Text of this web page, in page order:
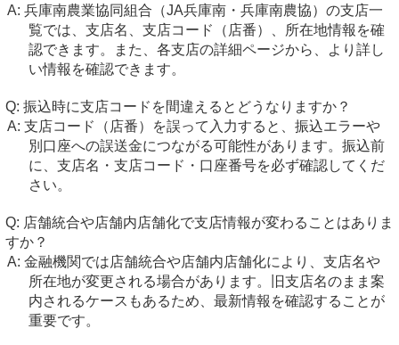
兵庫南農業協同組合（JA兵庫南・兵庫南農協）の支店一
覧では、支店名、支店コード（店番）、所在地情報を確
認できます。また、各支店の詳細ページから、より詳し
い情報を確認できます。
振込時に支店コードを間違えるとどうなりますか？
支店コード（店番）を誤って入力すると、振込エラーや
別口座への誤送金につながる可能性があります。振込前
に、支店名・支店コード・口座番号を必ず確認してくだ
さい。
店舗統合や店舗内店舗化で支店情報が変わることはありま
すか？
金融機関では店舗統合や店舗内店舗化により、支店名や
所在地が変更される場合があります。旧支店名のまま案
内されるケースもあるため、最新情報を確認することが
重要です。